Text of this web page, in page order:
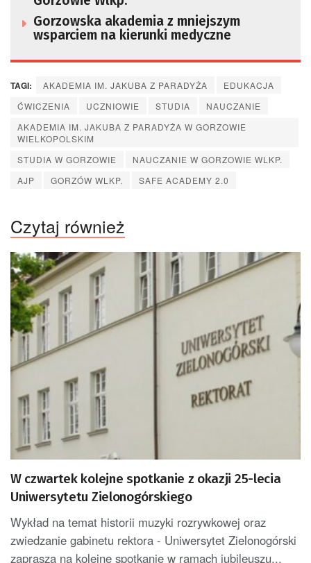
Gorzowska akademia z mniejszym
wsparciem na kierunki medyczne
TAGI: AKADEMIA IM. JAKUBA Z PARADYŻA
EDUKACJA
ĆWICZENIA
UCZNIOWIE STUDIA
NAUCZANIE
AKADEMIA IM. JAKUBA Z PARADYŻA W GORZOWIE
WIELKOPOLSKIM
STUDIA W GORZOWIE
NAUCZANIE W GORZOWIE WLKP.
AJP
GORZÓW WLKP. SAFE ACADEMY 2.0
Czytaj również
W czwartek kolejne spotkanie z okazji 25-lecia
Uniwersytetu Zielonogórskiego
Wykład na temat historii muzyki rozrywkowej oraz
zwiedzanie gabinetu rektora - Uniwersytet Zielonogórski
zaprasza na kolejne spotkanie w ramach jubileuszu...